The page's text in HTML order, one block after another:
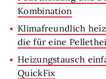
Kombination
Klimafreundlich
die für eine
Heizungstausch
QuickFix